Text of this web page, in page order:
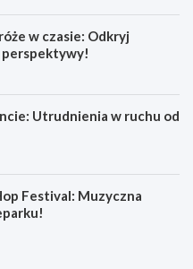
w czasie: Odkryj
perspektywy!
Utrudnienia w ruchu od
Festival: Muzyczna